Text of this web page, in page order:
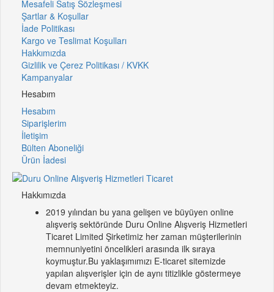
Mesafeli Satış Sözleşmesi
Şartlar & Koşullar
İade Politikası
Kargo ve Teslimat Koşulları
Hakkımızda
Gizlilik ve Çerez Politikası / KVKK
Kampanyalar
Hesabım
Hesabım
Siparişlerim
İletişim
Bülten Aboneliği
Ürün İadesi
Hakkımızda
2019 yılından bu yana gelişen ve büyüyen online
alışveriş sektöründe Duru Online Alışveriş Hizmetleri
Ticaret Limited Şirketimiz her zaman müşterilerinin
memnuniyetini öncelikleri arasında ilk sıraya
koymuştur.Bu yaklaşımımızı E-ticaret sitemizde
yapılan alışverişler için de aynı titizlikle göstermeye
devam etmekteyiz.